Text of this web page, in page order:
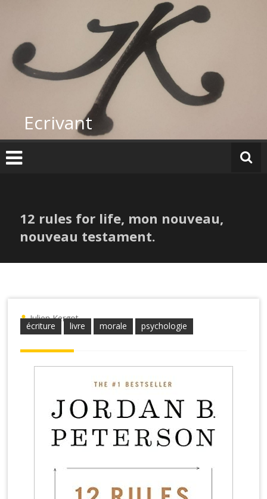
Ecrivant
12 rules for life, mon nouveau,
nouveau testament.
écriture livre morale psychologie
Julien Kergot